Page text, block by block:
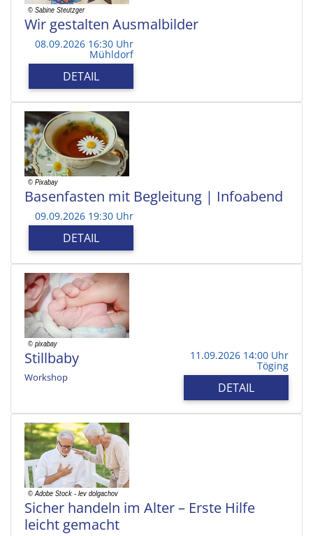
Wir gestalten Ausmalbilder
08.09.2026 16:30 Uhr
Mühldorf
DETAIL
Basenfasten mit Begleitung | Infoabend
09.09.2026 19:30 Uhr
DETAIL
Stillbaby
Workshop
11.09.2026 14:00 Uhr
Töging
DETAIL
Sicher handeln im Alter – Erste Hilfe
leicht gemacht